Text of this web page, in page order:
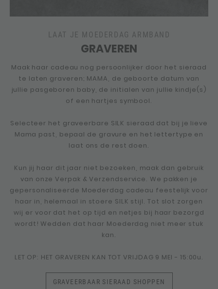
LAAT JE MOEDERDAG ARMBAND
GRAVEREN
Maak haar cadeau nog persoonlijker door het sieraad
te laten graveren; MAMA, de geboorte datum van
jullie pasgeboren baby, de initialen van jullie kindje(s)
of een hartjes symbool.
Selecteer het graveerbare SILK sieraad dat bij je lieve
Mama past, bepaal de gravure en het lettertype en
laat ons de rest doen.
Kun jij haar dit jaar niet bezoeken, maak dan gebruik
van onze Verpak & Verzendservice. We pakken je
gepersonaliseerde Moederdag cadeau feestelijk voor
haar in, helemaal in stoere SILK stijl. Tot slot zorgen
wij er voor dat het op tijd en netjes bij haar bezorgd
wordt! Wedden dat haar Moederdag niet meer stuk
kan.
LET OP: HET GRAVEREN KAN TOT VRIJDAG 9 MEI - 15:00u.
GRAVEERBAAR SIERAAD SHOPPEN